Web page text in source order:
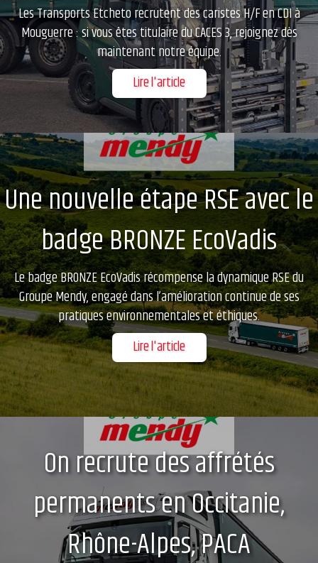
Les Transports Etcheto recrutent des caristes H/F en CDI à
Mouguerre : si vous êtes titulaire du CACES 3, rejoignez dès
maintenant notre équipe.
Lire l'article
Une nouvelle étape RSE avec le
badge BRONZE EcoVadis
Le badge BRONZE EcoVadis récompense la dynamique RSE du
Groupe Mendy, engagé dans l’amélioration continue de ses
pratiques environnementales et éthiques.
Lire l'article
On recrute des affrétés
permanents en Occitanie,
Rhône-Alpes, PACA